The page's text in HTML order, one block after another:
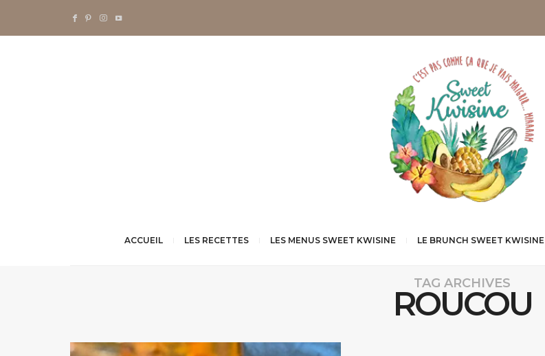
ACCUEIL LES RECETTES LES MENUS SWEET KWISINE LE BRUNCH SWEET KWISINE
TAG ARCHIVES
ROUCOU